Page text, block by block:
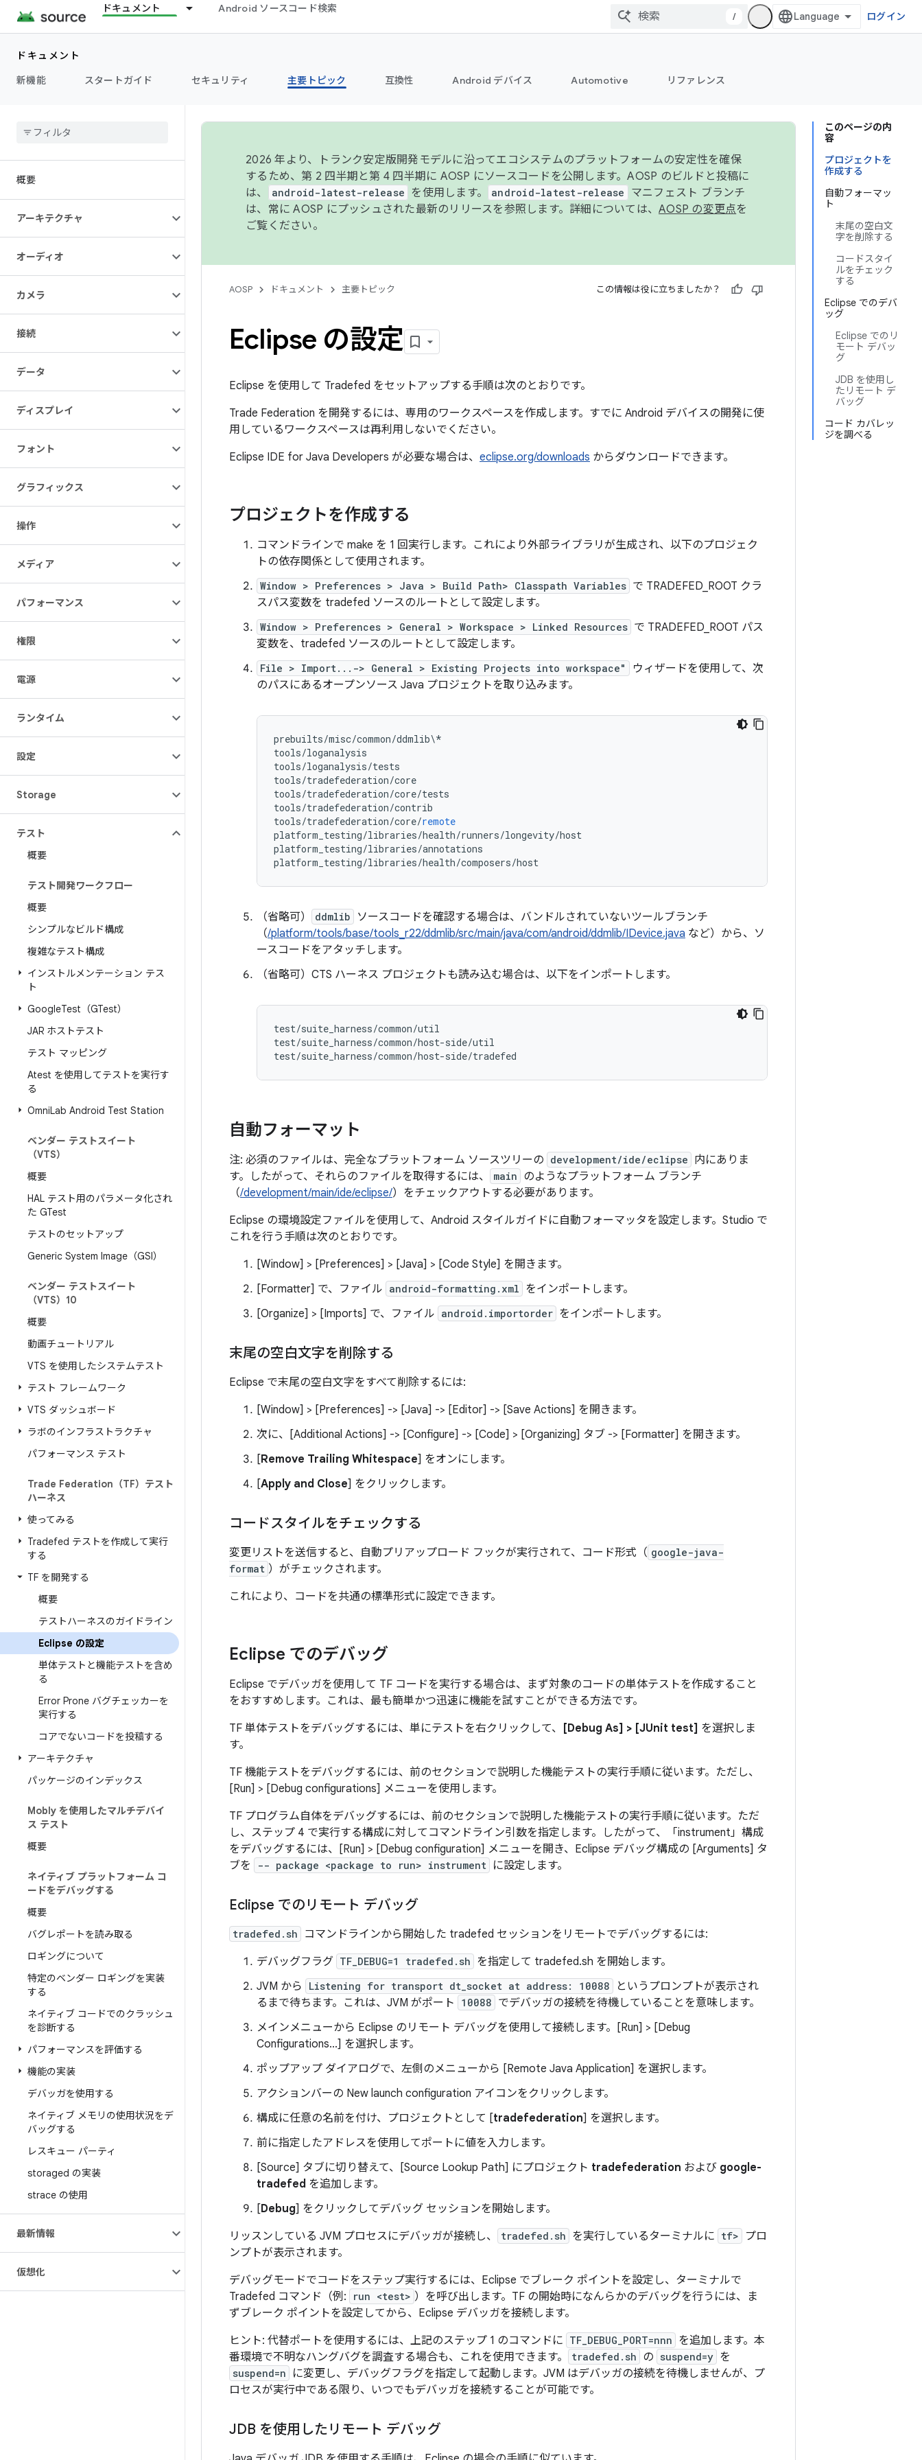
ドキュメント Android ソースコード検索
/ ログイン
ドキュメント
新機能
スタートガイド セキュリティ 主要トピック 互換性 Android デバイス Automotive リファレンス
概要
アーキテクチャ
オーディオ
カメラ
接続
データ
ディスプレイ
フォント
グラフィックス
操作
メディア
パフォーマンス
権限
電源
ランタイム
設定
Storage
テスト
概要
テスト開発ワークフロー
概要
シンプルなビルド構成
複雑なテスト構成
インストルメンテーション テス
ト
GoogleTest（GTest）
JAR ホストテスト
テスト マッピング
Atest を使用してテストを実行す
る
OmniLab Android Test Station
ベンダー テストスイート
（VTS）
概要
HAL テスト用のパラメータ化され
た GTest
テストのセットアップ
Generic System Image（GSI）
ベンダー テストスイート
（VTS）10
概要
動画チュートリアル
VTS を使用したシステムテスト
テスト フレームワーク
VTS ダッシュボード
ラボのインフラストラクチャ
パフォーマンス テスト
Trade Federation（TF）テスト
ハーネス
使ってみる
Tradefed テストを作成して実行
する
TF を開発する
概要
テストハーネスのガイドライン
Eclipse の設定
単体テストと機能テストを含め
る
Error Prone バグチェッカーを
実行する
コアでないコードを投稿する
アーキテクチャ
パッケージのインデックス
Mobly を使用したマルチデバイ
ス テスト
概要
ネイティブ プラットフォーム コ
ードをデバッグする
概要
バグレポートを読み取る
ロギングについて
特定のベンダー ロギングを実装
する
ネイティブ コードでのクラッシュ
を診断する
パフォーマンスを評価する
機能の実装
デバッガを使用する
ネイティブ メモリの使用状況をデ
バッグする
レスキュー パーティ
storaged の実装
strace の使用
最新情報
仮想化
このページの内
容
プロジェクトを
作成する
自動フォーマッ
ト
末尾の空白文
字を削除する
コードスタイ
ルをチェック
する
Eclipse でのデバ
ッグ
Eclipse でのリ
モート デバッ
グ
JDB を使用し
たリモート デ
バッグ
コード カバレッ
ジを調べる
2026 年より、トランク安定版開発モデルに沿ってエコシステムのプラットフォームの安定性を確保
するため、第 2 四半期と第 4 四半期に AOSP にソースコードを公開します。AOSP のビルドと投稿に
は、
android-latest-release を使用します。 android-latest-release
マニフェスト ブランチ
は、常に AOSP にプッシュされた最新のリリースを参照します。詳細については、 AOSP の変更点を
ご覧ください。
AOSP ドキュメント 主要トピック この情報は役に立ちましたか？
Eclipse の設定
Eclipse を使用して Tradefed をセットアップする手順は次のとおりです。
Trade Federation を開発するには、専用のワークスペースを作成します。すでに Android デバイスの開発に使
用しているワークスペースは再利用しないでください。
Eclipse IDE for Java Developers が必要な場合は、 eclipse.org/downloads からダウンロードできます。
プロジェクトを作成する
コマンドラインで make を 1 回実行します。これにより外部ライブラリが生成され、以下のプロジェク
トの依存関係として使用されます。
Window > Preferences > Java > Build Path> Classpath Variables で TRADEFED_ROOT クラ
スパス変数を tradefed ソースのルートとして設定します。
Window > Preferences > General > Workspace > Linked Resources で TRADEFED_ROOT パス
変数を、tradefed ソースのルートとして設定します。
File > Import...-> General > Existing Projects into workspace"
ウィザードを使用して、次
のパスにあるオープンソース Java プロジェクトを取り込みます。
prebuilts/misc/common/ddmlib\*
tools/loganalysis
tools/loganalysis/tests
tools/tradefederation/core
tools/tradefederation/core/tests
tools/tradefederation/contrib
tools/tradefederation/core/remote
platform_testing/libraries/health/runners/longevity/host
platform_testing/libraries/annotations
platform_testing/libraries/health/composers/host
（省略可） ddmlib
ソースコードを確認する場合は、バンドルされていないツールブランチ
（/platform/tools/base/tools_r22/ddmlib/src/main/java/com/android/ddmlib/IDevice.java など）から、ソ
ースコードをアタッチします。
（省略可）CTS ハーネス プロジェクトも読み込む場合は、以下をインポートします。
test/suite_harness/common/util
test/suite_harness/common/host-side/util
自動フォーマット
注: 必須のファイルは、完全なプラットフォーム ソースツリーの development/ide/eclipse 内にありま
す。したがって、それらのファイルを取得するには、
main のようなプラットフォーム ブランチ
（/development/main/ide/eclipse/）をチェックアウトする必要があります。
Eclipse の環境設定ファイルを使用して、Android スタイルガイドに自動フォーマッタを設定します。Studio で
これを行う手順は次のとおりです。
[Window] > [Preferences] > [Java] > [Code Style] を開きます。
[Formatter] で、ファイル android-formatting.xml をインポートします。
[Organize] > [Imports] で、ファイル android.importorder をインポートします。
末尾の空白文字を削除する
Eclipse で末尾の空白文字をすべて削除するには:
[Window] > [Preferences] -> [Java] -> [Editor] -> [Save Actions] を開きます。
次に、[Additional Actions] -> [Configure] -> [Code] > [Organizing] タブ -> [Formatter] を開きます。
[Remove Trailing Whitespace] をオンにします。
[Apply and Close] をクリックします。
コードスタイルをチェックする
変更リストを送信すると、自動プリアップロード フックが実行されて、コード形式（ google-java-
format ）がチェックされます。
これにより、コードを共通の標準形式に設定できます。
Eclipse でのデバッグ
Eclipse でデバッガを使用して TF コードを実行する場合は、まず対象のコードの単体テストを作成すること
をおすすめします。これは、最も簡単かつ迅速に機能を試すことができる方法です。
TF 単体テストをデバッグするには、単にテストを右クリックして、
[Debug As] > [JUnit test] を選択しま
す。
TF 機能テストをデバッグするには、前のセクションで説明した機能テストの実行手順に従います。ただし、
[Run] > [Debug configurations] メニューを使用します。
TF プログラム自体をデバッグするには、前のセクションで説明した機能テストの実行手順に従います。ただ
し、ステップ 4 で実行する構成に対してコマンドライン引数を指定します。したがって、「instrument」構成
をデバッグするには、[Run] > [Debug configuration] メニューを開き、Eclipse デバッグ構成の [Arguments] タ
ブを
-- package <package to run> instrument に設定します。
Eclipse でのリモート デバッグ
tradefed.sh
コマンドラインから開始した tradefed セッションをリモートでデバッグするには:
デバッグフラグ TF_DEBUG=1 tradefed.sh を指定して tradefed.sh を開始します。
JVM から
Listening for transport dt_socket at address: 10088
というプロンプトが表示され
るまで待ちます。これは、JVM がポート
10088 でデバッガの接続を待機していることを意味します。
メインメニューから Eclipse のリモート デバッグを使用して接続します。[Run] > [Debug
Configurations...] を選択します。
ポップアップ ダイアログで、左側のメニューから [Remote Java Application] を選択します。
アクションバーの New launch configuration アイコンをクリックします。
構成に任意の名前を付け、プロジェクトとして [tradefederation] を選択します。
前に指定したアドレスを使用してポートに値を入力します。
[Source] タブに切り替えて、[Source Lookup Path] にプロジェクト tradefederation および google-
tradefed を追加します。
[Debug] をクリックしてデバッグ セッションを開始します。
リッスンしている JVM プロセスにデバッガが接続し、
tradefed.sh を実行しているターミナルに tf>
プロ
ンプトが表示されます。
デバッグモードでコードをステップ実行するには、Eclipse でブレーク ポイントを設定し、ターミナルで
Tradefed コマンド（例:
run <test> ）を呼び出します。TF の開始時になんらかのデバッグを行うには、ま
ずブレーク ポイントを設定してから、Eclipse デバッガを接続します。
ヒント: 代替ポートを使用するには、上記のステップ 1 のコマンドに TF_DEBUG_PORT=nnn を追加します。本
番環境で不明なハングバグを調査する場合も、これを使用できます。
tradefed.sh の suspend=y を
suspend=n
に変更し、デバッグフラグを指定して起動します。JVM はデバッガの接続を待機しませんが、プ
ロセスが実行中である限り、いつでもデバッガを接続することが可能です。
JDB を使用したリモート デバッグ